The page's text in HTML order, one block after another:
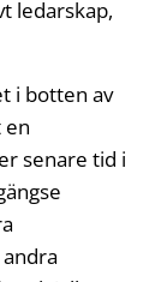
ledarskap,
i botten av
en
senare tid i